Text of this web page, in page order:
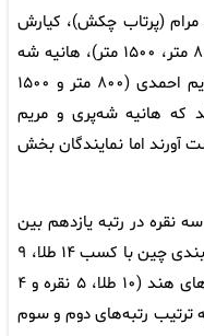
مرام (پرتاب چکش)، کیارش
کابلی (پرتاب وزنه)، محمد صالح کمره (۸۰۰ متر، ۱۵۰۰ متر)، هانیه شه
پری (۳۰۰۰ متر و ۳۰۰۰ متر بامانع) و مریم احمدی (۸۰۰ متر و ۱۵۰۰
که هانیه شه‌پری و مریم
آورند اما نمایندگان بخش
نقره در رتبه یازدهم بین
شانزده کشور حاضر قرار گرفت. در این رده‌بندی چین با کسب ۱۴ طلا، ۹
نقره و ۲ برنز در جایگاه اول ایستاد و تیم‌های هند (۱۰ طلا، ۵ نقره و ۴
۵ نقره و ۸ برنز) هم به ترتیب رتبه‌های دوم و سوم